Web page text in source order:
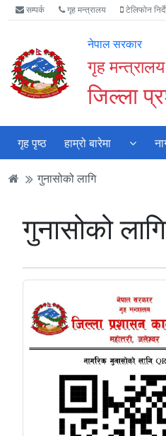
Accessibility
Mode
गर्नुहोस्
मुख्य
सामाग्री
मुख्य
नेभिगेसन
वेबसाइट
खोजमा
सम्पर्क गृह मन्त्रालय टेलिफोन
नेपाल सरकार
गृह मन्त्रालय
जिल्ला
गृह पृष्ठ हाम्रो बारेमा
गुनासोको लागि
गुनासोको लागि